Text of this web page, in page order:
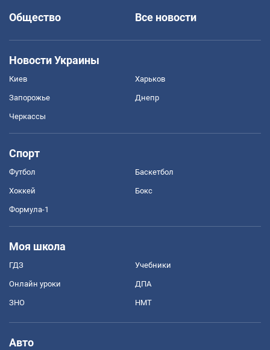
Общество
Все новости
Новости Украины
Киев Харьков
Запорожье Днепр
Черкассы
Спорт
Футбол Баскетбол
Хоккей Бокс
Формула-1
Моя школа
ГДЗ Учебники
Онлайн уроки ДПА
ЗНО НМТ
Авто